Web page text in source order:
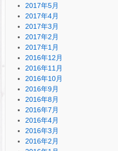
2017年5月
2017年4月
2017年3月
2017年2月
2017年1月
2016年12月
2016年11月
2016年10月
2016年9月
2016年8月
2016年7月
2016年4月
2016年3月
2016年2月